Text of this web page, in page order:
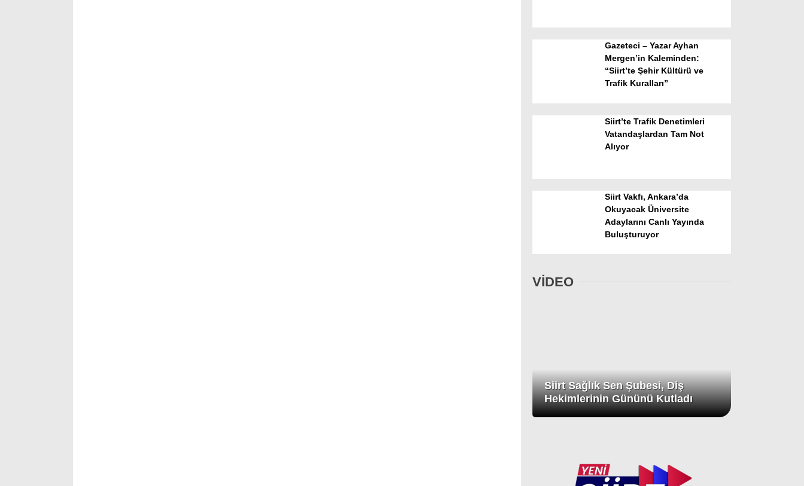
Gazeteci – Yazar Ayhan
Mergen’in Kaleminden:
“Siirt’te Şehir Kültürü ve
Trafik Kuralları”
Siirt’te Trafik Denetimleri
Vatandaşlardan Tam Not
Alıyor
Siirt Vakfı, Ankara’da
Okuyacak Üniversite
Adaylarını Canlı Yayında
Buluşturuyor
VİDEO
Siirt Sağlık Sen Şubesi, Diş
Hekimlerinin Gününü Kutladı